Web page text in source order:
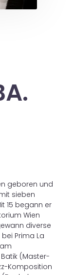
geboren und
sieben
15 begann er
Wien
diverse
Prima La
(Master-
Komposition